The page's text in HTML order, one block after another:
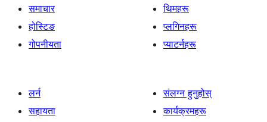
समाचार
होस्टिङ
गोपनीयता
थिमहरू
प्लगिनहरू
प्याटर्नहरू
लर्न
सहायता
संलग्न हुनुहोस्
कार्यक्रमहरू